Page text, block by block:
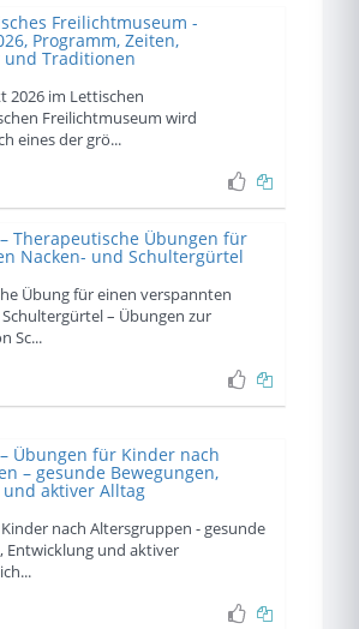
Freilichtmuseum -
Programm, Zeiten,
und Traditionen
2026 im Lettischen
Freilichtmuseum wird
eines der grö...
Therapeutische Übungen für
Nacken- und Schultergürtel
Übung für einen verspannten
– Übungen zur
Sc...
Übungen für Kinder nach
– gesunde Bewegungen,
aktiver Alltag
nach Altersgruppen - gesunde
Entwicklung und aktiver